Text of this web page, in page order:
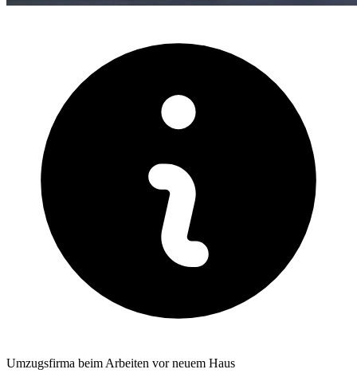
Umzugsfirma beim Arbeiten vor neuem Haus